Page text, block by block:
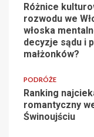
Różnice
rozwodu we
włoska
decyzje sądu i
małżonków?
PODRÓŻE
Ranking
romantyczny
Świnoujściu